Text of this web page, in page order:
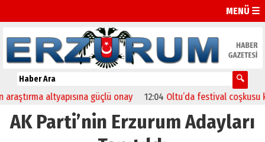
MENÜ ☰
onay 12:04 Oltu’da festival coşkusu konserle zirveye ulaştı
AK Parti’nin Erzurum Adayları